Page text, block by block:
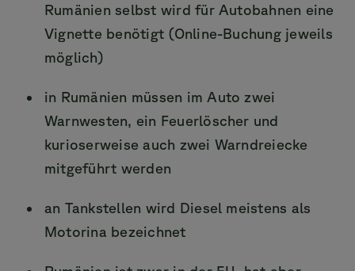
Rumänien selbst wird für Autobahnen eine
Vignette benötigt (Online-Buchung jeweils
möglich)
in Rumänien müssen im Auto zwei
Warnwesten, ein Feuerlöscher und
kurioserweise auch zwei Warndreiecke
mitgeführt werden
an Tankstellen wird Diesel meistens als
Motorina bezeichnet